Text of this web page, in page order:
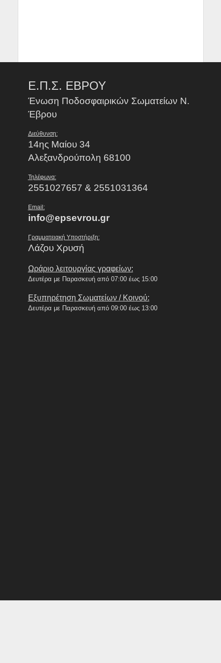
Ε.Π.Σ. ΕΒΡΟΥ
Ένωση Ποδοσφαιρικών Σωματείων Ν.
Έβρου
Διεύθυνση:
14ης Μαίου 34
Αλεξανδρούπολη 68100
Τηλέφωνα:
2551027657 & 2551031364
Email:
info@epsevrou.gr
Γραμματειακή Υποστήριξη:
Λάζου Χρυσή
Ωράριο λειτουργίας γραφείων:
Δευτέρα με Παρασκευή από 07:00 έως 15:00
Εξυπηρέτηση Σωματείων / Κοινού:
Δευτέρα με Παρασκευή από 09:00 έως 13:00